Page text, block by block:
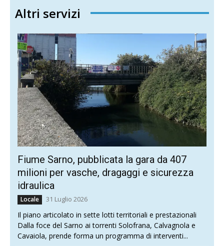
Altri servizi
Fiume Sarno, pubblicata la gara da 407
milioni per vasche, dragaggi e sicurezza
idraulica
Locale 31 Luglio 2026
Il piano articolato in sette lotti territoriali e prestazionali
Dalla foce del Sarno ai torrenti Solofrana, Calvagnola e
Cavaiola, prende forma un programma di interventi...